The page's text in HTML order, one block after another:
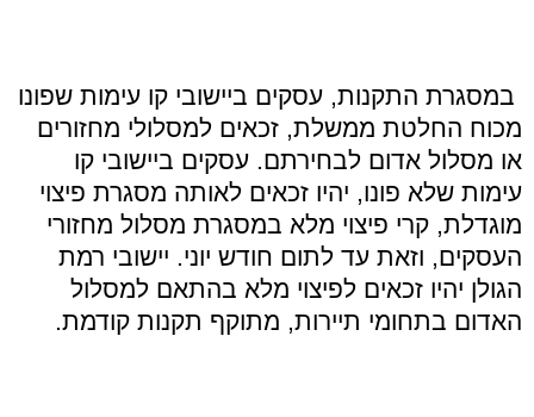
במסגרת התקנות, עסקים ביישובי קו עימות שפונו
מכוח החלטת ממשלת, זכאים למסלולי מחזורים
או מסלול אדום לבחירתם. עסקים ביישובי קו
עימות שלא פונו, יהיו זכאים לאותה מסגרת פיצוי
מוגדלת, קרי פיצוי מלא במסגרת מסלול מחזורי
העסקים, וזאת עד לתום חודש יוני. יישובי רמת
הגולן יהיו זכאים לפיצוי מלא בהתאם למסלול
האדום בתחומי תיירות, מתוקף תקנות קודמת.